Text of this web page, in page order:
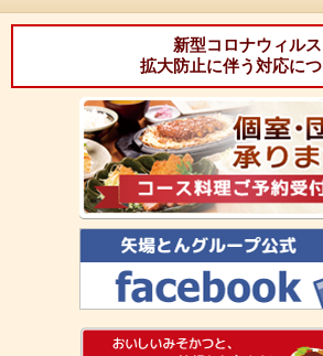
新型コロナウィルス
拡大防止に伴う対応に